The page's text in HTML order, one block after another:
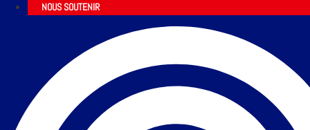
NOUS SOUTENIR